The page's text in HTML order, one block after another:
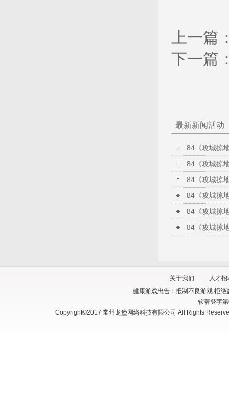
上一篇
下一篇
最新新闻活动
关于我们
人才招
健康游戏忠告：抵制不良游戏 拒
软著登字
Copyright©2017 常州龙堡网络科技有限公司 All Rights